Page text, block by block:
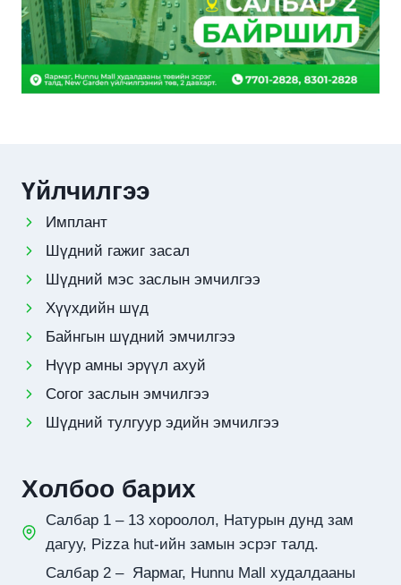
Үйлчилгээ
Имплант
Шүдний гажиг засал
Шүдний мэс заслын эмчилгээ
Хүүхдийн шүд
Байнгын шүдний эмчилгээ
Нүүр амны эрүүл ахуй
Согог заслын эмчилгээ
Шүдний тулгуур эдийн эмчилгээ
Холбоо барих
Салбар 1 – 13 хороолол, Натурын дунд зам
дагуу, Pizza hut-ийн замын эсрэг талд.
Салбар 2 – Яармаг, Hunnu Mall худалдааны